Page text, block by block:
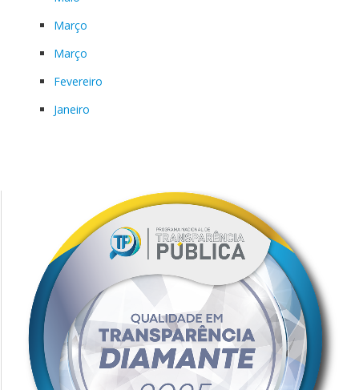
Março
Março
Fevereiro
Janeiro